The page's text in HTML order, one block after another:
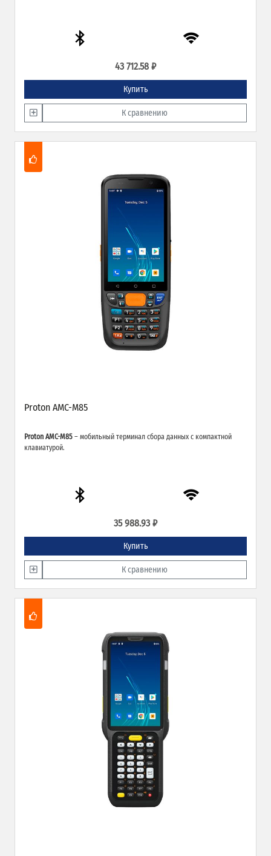
43 712.58 ₽
Купить
К сравнению
Proton AMC-M85
Proton AMC-M85 – мобильный терминал сбора данных с компактной
клавиатурой.
35 988.93 ₽
Купить
К сравнению